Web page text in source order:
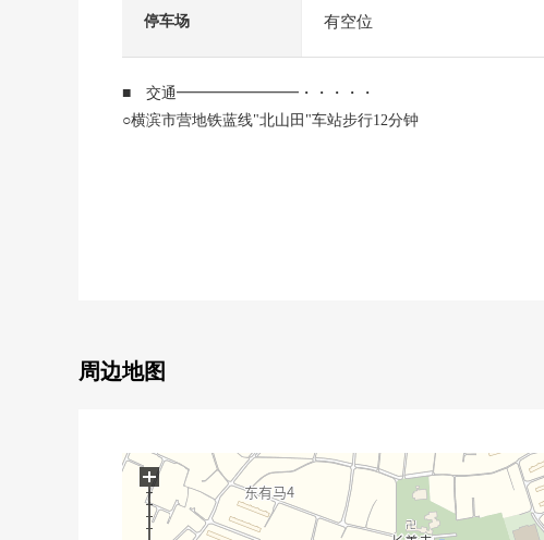
停车场 有空位
■ 交通━━━━━━━━・・・・・
○横滨市营地铁蓝线"北山田"车站步行12分钟
0在周围，多数有公园，绿丰富的居住环境
○与家族的会话兴奋起来的开放式的Ｕ字型的厨房
○步入式衣帽间，各居室收纳，走廊收纳等的存储空间丰富
○把厨房和洗脸室不经过走廊而接在一起的家务流迹线好的房型
周边地图
+